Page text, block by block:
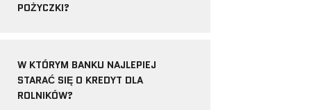
POŻYCZKI?
W KTÓRYM BANKU NAJLEPIEJ
STARAĆ SIĘ O KREDYT DLA
ROLNIKÓW?